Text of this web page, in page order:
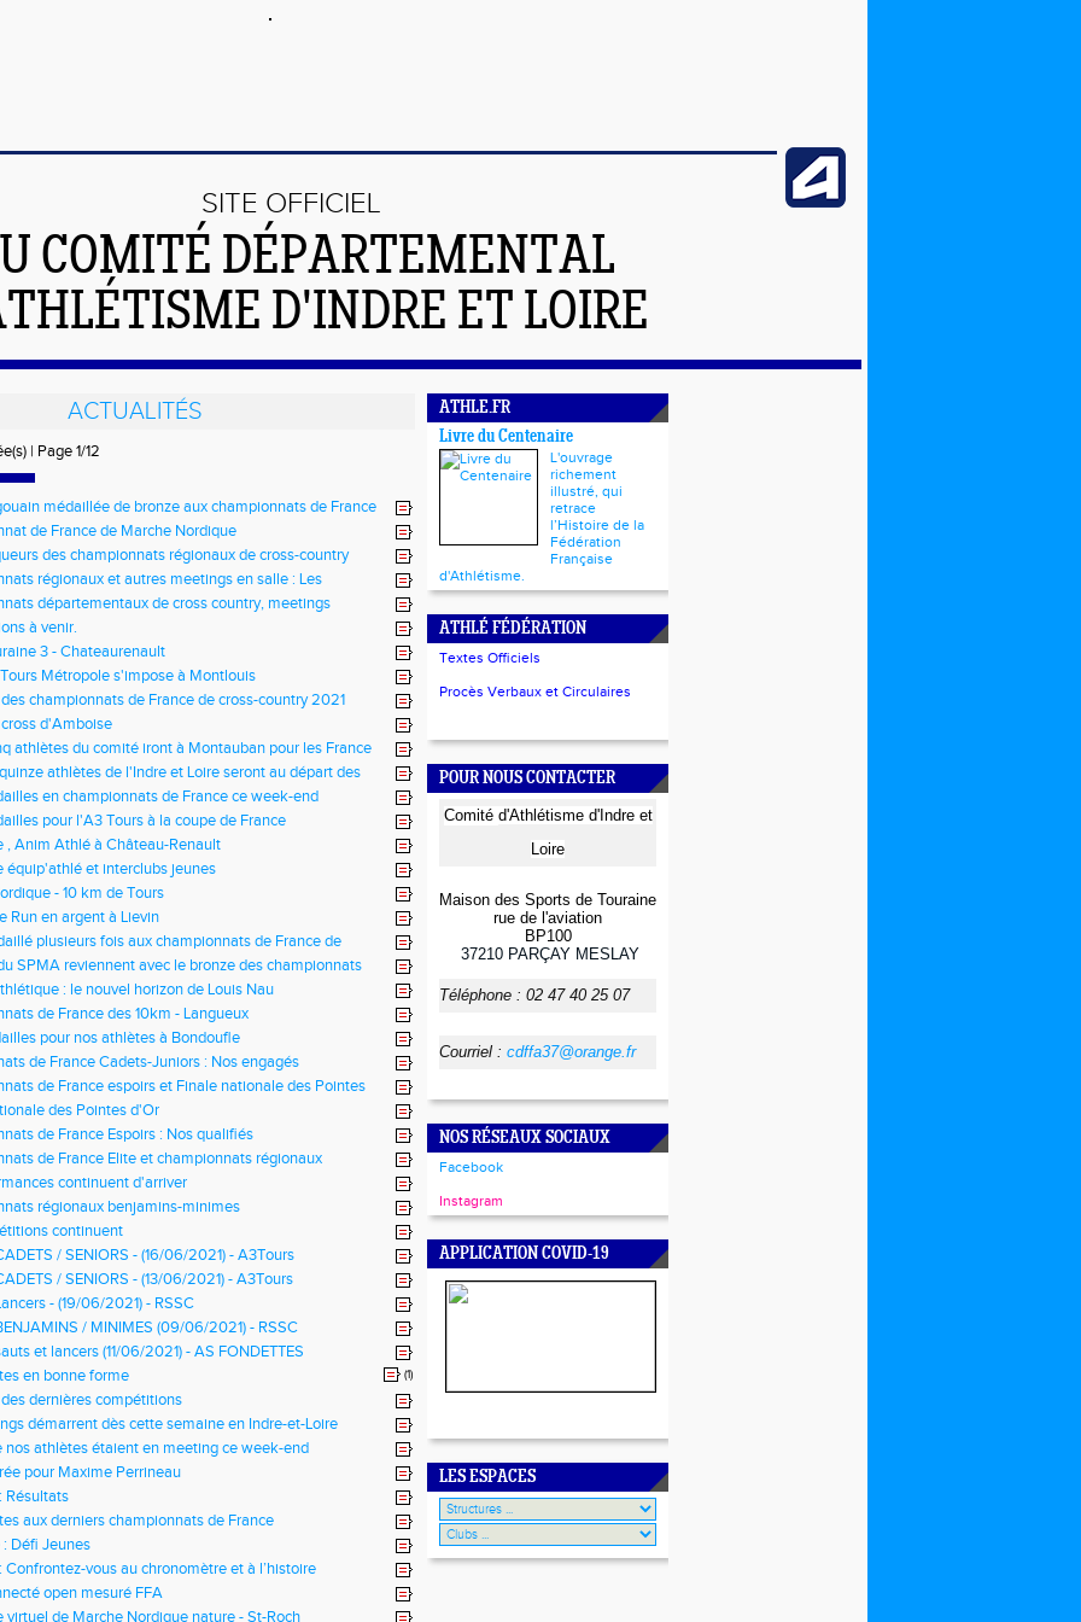
SITE OFFICIEL
COMITÉ DÉPARTEMENTAL
D'INDRE ET LOIRE
ACTUALITÉS
| Page 1/12
médaillée de bronze aux championnats de France
de France de Marche Nordique
des championnats régionaux de cross-country
régionaux et autres meetings en salle : Les
départementaux de cross country, meetings
et meetings en salle
à venir.
3 - Chateaurenault
Tours Métropole s'impose à Montlouis
championnats de France de cross-country 2021
d'Amboise
athlètes du comité iront à Montauban pour les France
athlètes de l'Indre et Loire seront au départ des
de cross-country 2021
en championnats de France ce week-end
pour l'A3 Tours à la coupe de France
, Anim Athlé à Château-Renault
équip'athlé et interclubs jeunes
- 10 km de Tours
Run en argent à Lievin
plusieurs fois aux championnats de France de
SPMA reviennent avec le bronze des championnats
de 10km: le nouvel horizon de Louis Nau
de France des 10km - Langueux
pour nos athlètes à Bondoufle
de France Cadets-Juniors : Nos engagés
de France espoirs et Finale nationale des Pointes
BOUGOUIN en bronze
des Pointes d'Or
de France Espoirs : Nos qualifiés
de France Elite et championnats régionaux
minimescontinuent d'arriver
régionaux benjamins-minimes
continuent
/ SENIORS - (16/06/2021) - A3Tours
/ SENIORS - (13/06/2021) - A3Tours
- (19/06/2021) - RSSC
/ MINIMES (09/06/2021) - RSSC
et lancers (11/06/2021) - AS FONDETTES
en bonne forme (1)
dernières compétitions
démarrent dès cette semaine en Indre-et-Loire
nos athlètes étaient en meeting ce week-end
pour Maxime Perrineau
Résultats
aux derniers championnats de France
Défi Jeunes
Confrontez-vous au chronomètre et à l’histoire
open mesuré FFA
virtuel de Marche Nordique nature - St-Roch
ATHLE.FR
Livre du Centenaire
L'ouvrage
richement
illustré, qui
retrace
l’Histoire de la
Fédération
Française
d'Athlétisme.
ATHLÉ FÉDÉRATION
Textes Officiels
Procès Verbaux et Circulaires
POUR NOUS CONTACTER
Comité d'Athlétisme d'Indre et
Loire
Maison des Sports de Touraine
rue de l'aviation
BP100
37210 PARÇAY MESLAY
Téléphone : 02 47 40 25 07
Courriel : cdffa37@orange.fr
NOS RÉSEAUX SOCIAUX
Facebook
Instagram
APPLICATION COVID-19
LES ESPACES